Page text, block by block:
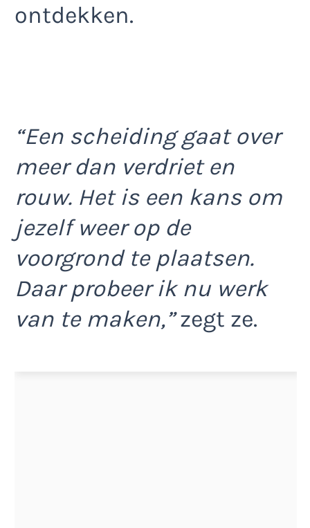
ontdekken.
“Een scheiding gaat over
meer dan verdriet en
rouw. Het is een kans om
jezelf weer op de
voorgrond te plaatsen.
Daar probeer ik nu werk
van te maken,”zegt ze.